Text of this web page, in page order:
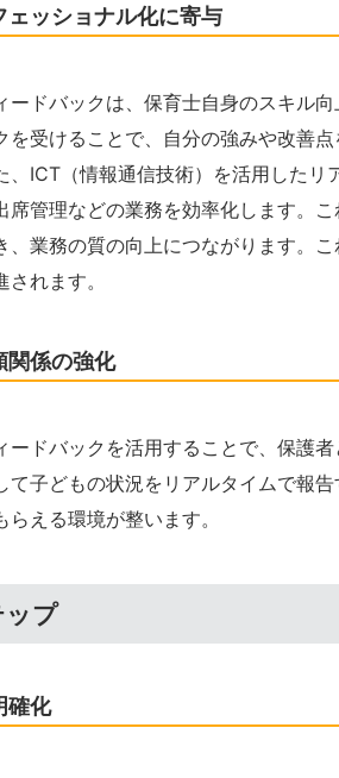
ェッショナル化に寄与
ードバックは、保育士自身のスキル
を受けることで、自分の強みや改善
、ICT（情報通信技術）を活用した
席管理などの業務を効率化します。
、業務の質の向上につながります。
れます。
関係の強化
ードバックを活用することで、保護
て子どもの状況をリアルタイムで報
える環境が整います。
ップ
確化